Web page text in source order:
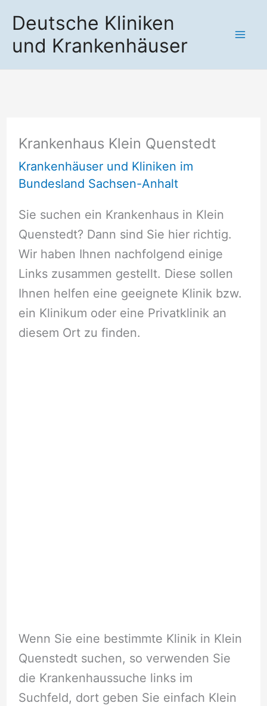
Inhalt
springen
Deutsche Kliniken
und Krankenhäuser
Krankenhaus Klein Quenstedt
Krankenhäuser und Kliniken im
Bundesland Sachsen-Anhalt
Sie suchen ein Krankenhaus in Klein
Quenstedt? Dann sind Sie hier richtig.
Wir haben Ihnen nachfolgend einige
Links zusammen gestellt. Diese sollen
Ihnen helfen eine geeignete Klinik bzw.
ein Klinikum oder eine Privatklinik an
diesem Ort zu finden.
Wenn Sie eine bestimmte Klinik in Klein
Quenstedt suchen, so verwenden Sie
die Krankenhaussuche links im
Suchfeld, dort geben Sie einfach Klein